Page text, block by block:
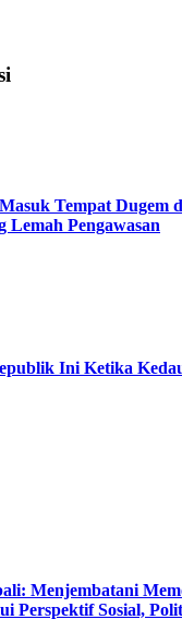
Tempat Dugem
Lemah Pengawasan
Ini Ketika
Menjembatani
Perspektif Sosial,